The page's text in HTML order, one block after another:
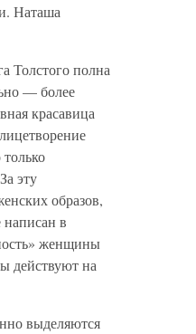
Наташа
Толстого полна
— более
красавица
эту
образов,
написан в
женщины
действуют на
выделяются